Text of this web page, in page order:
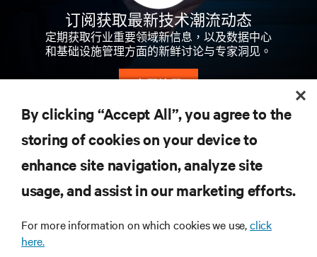
订阅获取最新技术潮流动态
定期获取行业重要领域新信息，以及数据中心
和基础设施管理方面的新鲜讨论与专家洞见。
立即注册
資源
總公司
By clicking “Accept All”, you agree to the
storing of cookies on your device to
enhance site navigation, analyze site
usage, and assist in our marketing efforts.
For more information on which cookies we use,click
here.